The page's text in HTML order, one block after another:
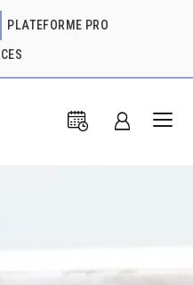
PLATEFORME PRO